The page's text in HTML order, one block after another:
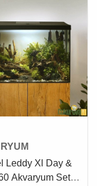
Leddy Xl Day &
Akvaryum Seti